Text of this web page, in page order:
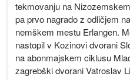
tekmovanju na
pa prvo nagrado z odličjem
nemškem mestu Erlangen.
nastopil v Kozinovi dvorani
na abonmajskem ciklusu
zagrebški dvorani Vatroslav